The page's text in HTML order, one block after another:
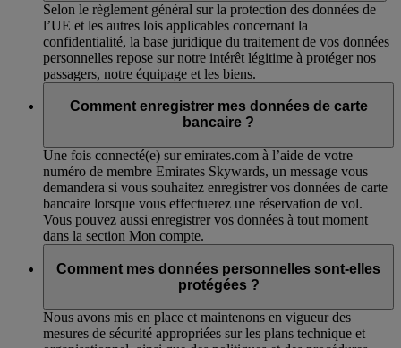
Selon le règlement général sur la protection des données de
l’UE et les autres lois applicables concernant la
confidentialité, la base juridique du traitement de vos données
personnelles repose sur notre intérêt légitime à protéger nos
passagers, notre équipage et les biens.
Comment enregistrer mes données de carte
bancaire ?
Une fois connecté(e) sur emirates.com à l’aide de votre
numéro de membre Emirates Skywards, un message vous
demandera si vous souhaitez enregistrer vos données de carte
bancaire lorsque vous effectuerez une réservation de vol.
Vous pouvez aussi enregistrer vos données à tout moment
dans la section Mon compte.
Comment mes données personnelles sont-elles
protégées ?
Nous avons mis en place et maintenons en vigueur des
mesures de sécurité appropriées sur les plans technique et